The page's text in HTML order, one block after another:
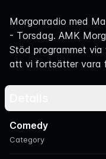
Navigation
Morgonradio med
- Torsdag. AMK
Stöd programmet via
att vi fortsätter vara
Category
Comedy